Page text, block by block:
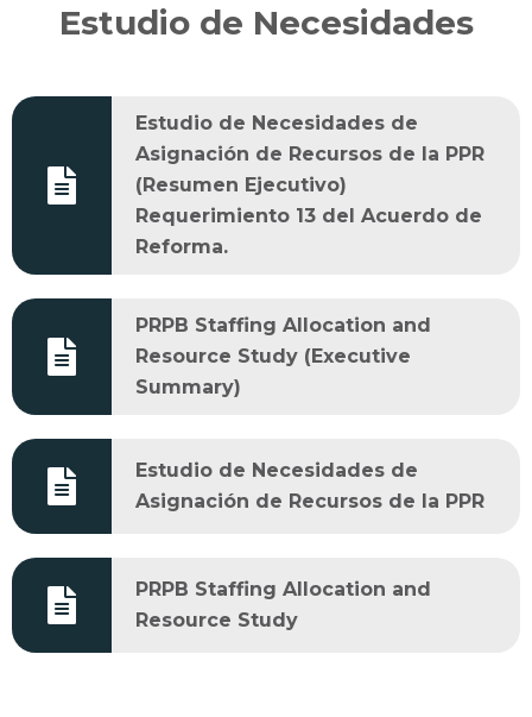
Estudio de Necesidades
Estudio de Necesidades de
Asignación de Recursos de la PPR
(Resumen Ejecutivo)
Requerimiento 13 del Acuerdo de
Reforma.
PRPB Staffing Allocation and
Resource Study (Executive
Summary)
Estudio de Necesidades de
Asignación de Recursos de la PPR
PRPB Staffing Allocation and
Resource Study